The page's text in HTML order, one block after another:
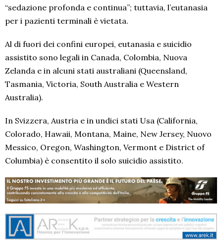
“sedazione profonda e continua”; tuttavia, l’eutanasia
per i pazienti terminali è vietata.
Al di fuori dei confini europei, eutanasia e suicidio
assistito sono legali in Canada, Colombia, Nuova
Zelanda e in alcuni stati australiani (Queensland,
Tasmania, Victoria, South Australia e Western
Australia).
In Svizzera, Austria e in undici stati Usa (California,
Colorado, Hawaii, Montana, Maine, New Jersey, Nuovo
Messico, Oregon, Washington, Vermont e District of
Columbia) è consentito il solo suicidio assistito.